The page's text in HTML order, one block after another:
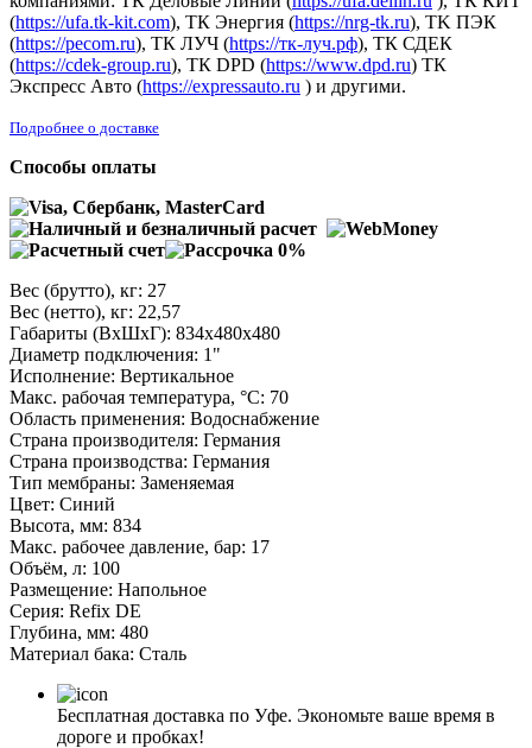
(https://ufa.tk-kit.com), ТК Энергия (https://nrg-tk.ru), ТK ПЭК
(https://pecom.ru), ТК ЛУЧ (https://тк-луч.рф), ТК СДЕК
(https://cdek-group.ru), ТК DPD (https://www.dpd.ru) ТК
Экспресс Авто (https://expressauto.ru ) и другими.
Подробнее о доставке
Способы оплаты
Вес (брутто), кг: 27
Вес (нетто), кг: 22,57
Габариты (ВхШхГ): 834х480х480
Диаметр подключения: 1"
Исполнение: Вертикальное
Макс. рабочая температура, °C: 70
Область применения: Водоснабжение
Страна производителя: Германия
Страна производства: Германия
Тип мембраны: Заменяемая
Цвет: Синий
Высота, мм: 834
Макс. рабочее давление, бар: 17
Объём, л: 100
Размещение: Напольное
Серия: Refix DE
Глубина, мм: 480
Материал бака: Сталь
Бесплатная доставка по Уфе. Экономьте ваше время в
дороге и пробках!